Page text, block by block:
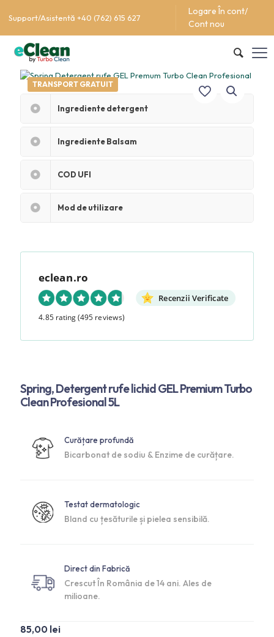
Support/Asistentă +40 (762) 615 627
Logare În cont/
Cont nou
TRANSPORT GRATUIT
Ingrediente detergent
Ingrediente Balsam
COD UFI
Mod de utilizare
eclean.ro
Recenzii Verificate
4.85 rating(495 reviews)
Spring, Detergent rufe lichid GEL Premium Turbo
Clean Profesional 5L
Curățare profundă
Bicarbonat de sodiu & Enzime de curățare.
Testat dermatologic
Bland cu țesăturile și pielea sensibilă.
Direct din Fabrică
Crescut În România de 14 ani. Ales de
milioane.
85,00 lei